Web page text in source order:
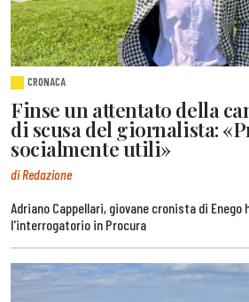
CRONACA
Finse un attentato della
di scusa del giornalista:
socialmente utili»
di Redazione
Adriano Cappellari, giovane cronista di
l'interrogatorio in Procura